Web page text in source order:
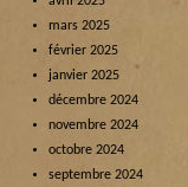
mars 2025
février 2025
janvier 2025
décembre 2024
novembre 2024
octobre 2024
septembre 2024